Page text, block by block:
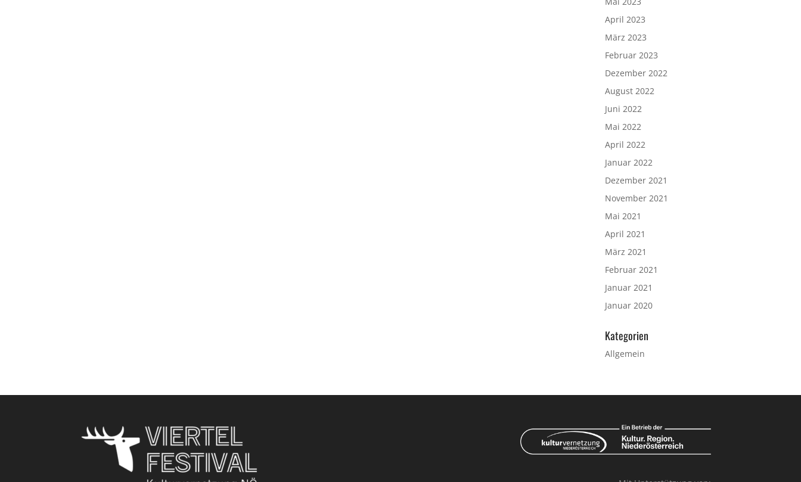
April 2023
März 2023
Februar 2023
Dezember 2022
August 2022
Juni 2022
Mai 2022
April 2022
Januar 2022
Dezember 2021
November 2021
Mai 2021
April 2021
März 2021
Februar 2021
Januar 2021
Januar 2020
Kategorien
Allgemein